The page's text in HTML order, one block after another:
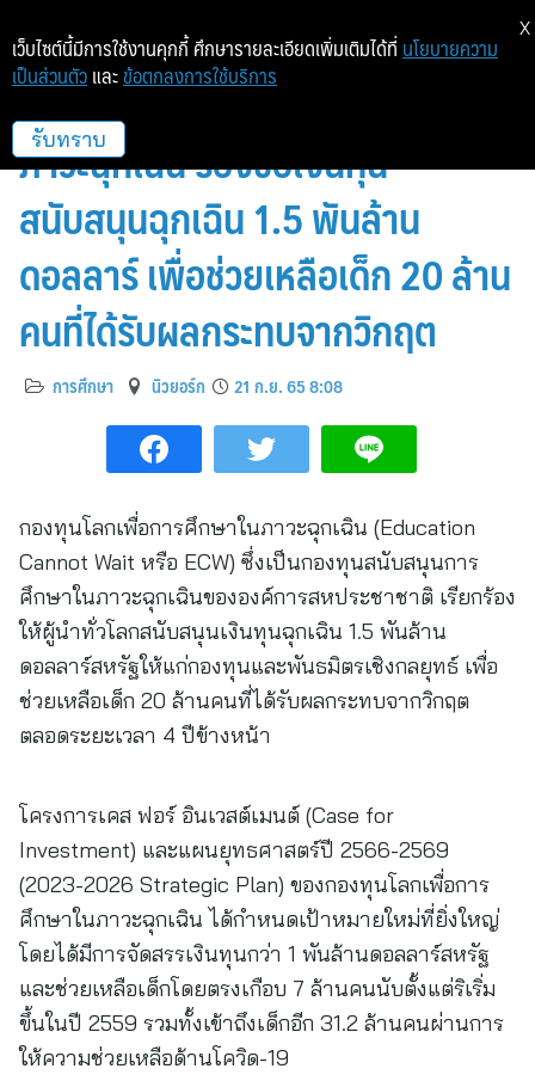
กองทุนโลกเพื่อการศึกษาใน
ภาวะฉุกเฉิน ร้องขอเงินทุน
สนับสนุนฉุกเฉิน 1.5 พันล้าน
ดอลลาร์ เพื่อช่วยเหลือเด็ก 20 ล้าน
คนที่ได้รับผลกระทบจากวิกฤต
การศึกษา นิวยอร์ก 21 ก.ย. 65 8:08
กองทุนโลกเพื่อการศึกษาในภาวะฉุกเฉิน (Education
Cannot Wait หรือ ECW) ซึ่งเป็นกองทุนสนับสนุนการ
ศึกษาในภาวะฉุกเฉินขององค์การสหประชาชาติ เรียกร้อง
ให้ผู้นำทั่วโลกสนับสนุนเงินทุนฉุกเฉิน 1.5 พันล้าน
ดอลลาร์สหรัฐให้แก่กองทุนและพันธมิตรเชิงกลยุทธ์ เพื่อ
ช่วยเหลือเด็ก 20 ล้านคนที่ได้รับผลกระทบจากวิกฤต
ตลอดระยะเวลา 4 ปีข้างหน้า
โครงการเคส ฟอร์ อินเวสต์เมนต์ (Case for
Investment) และแผนยุทธศาสตร์ปี 2566-2569
(2023-2026 Strategic Plan) ของกองทุนโลกเพื่อการ
ศึกษาในภาวะฉุกเฉิน ได้กำหนดเป้าหมายใหม่ที่ยิ่งใหญ่
โดยได้มีการจัดสรรเงินทุนกว่า 1 พันล้านดอลลาร์สหรัฐ
และช่วยเหลือเด็กโดยตรงเกือบ 7 ล้านคนนับตั้งแต่ริเริ่ม
ขึ้นในปี 2559 รวมทั้งเข้าถึงเด็กอีก 31.2 ล้านคนผ่านการ
ให้ความช่วยเหลือด้านโควิด-19
เว็บไซต์นี้มีการใช้งานคุกกี้ ศึกษารายละเอียดเพิ่มเติมได้ที่ นโยบายความ
เป็นส่วนตัว และ ข้อตกลงการใช้บริการ
รับทราบ
X